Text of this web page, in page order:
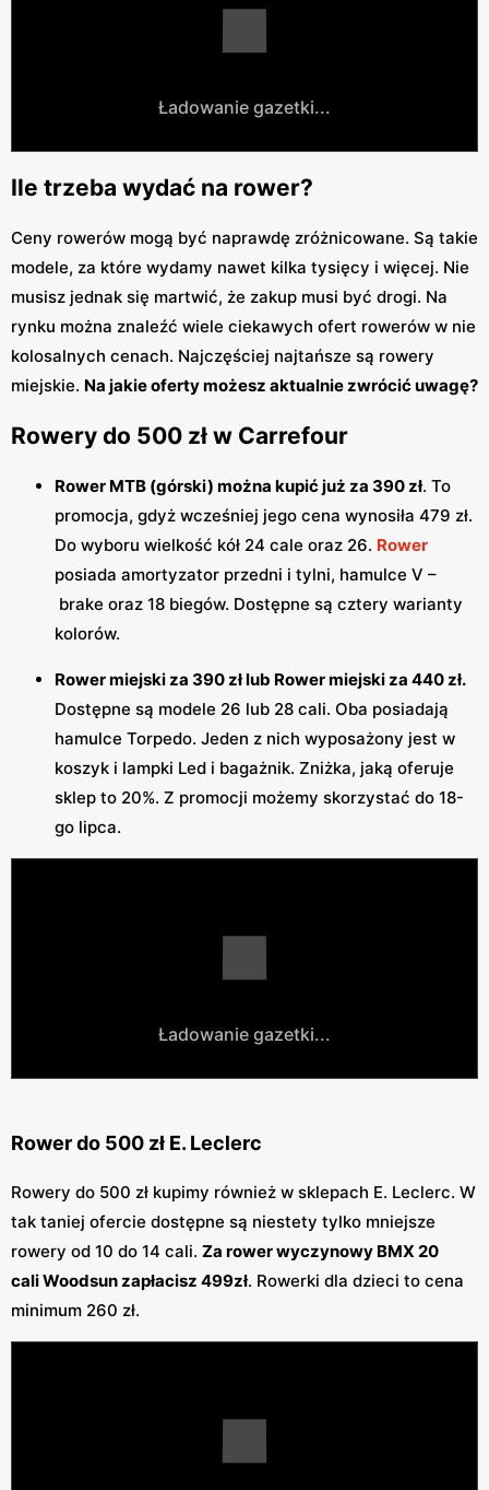
Ładowanie gazetki...
Ile trzeba wydać na rower?
Ceny rowerów mogą być naprawdę zróżnicowane. Są takie
modele, za które wydamy nawet kilka tysięcy i więcej. Nie
musisz jednak się martwić, że zakup musi być drogi. Na
rynku można znaleźć wiele ciekawych ofert rowerów w nie
kolosalnych cenach. Najczęściej najtańsze są rowery
miejskie. Na jakie oferty możesz aktualnie zwrócić uwagę?
Rowery do 500 zł w Carrefour
Rower MTB (górski) można kupić już za 390 zł. To
promocja, gdyż wcześniej jego cena wynosiła 479 zł.
Do wyboru wielkość kół 24 cale oraz 26. Rower
posiada amortyzator przedni i tylni, hamulce V –
brake oraz 18 biegów. Dostępne są cztery warianty
kolorów.
Rower miejski za 390 zł lub Rower miejski za 440 zł.
Dostępne są modele 26 lub 28 cali. Oba posiadają
hamulce Torpedo. Jeden z nich wyposażony jest w
koszyk i lampki Led i bagażnik. Zniżka, jaką oferuje
sklep to 20%. Z promocji możemy skorzystać do 18-
go lipca.
Ładowanie gazetki...
Rower do 500 zł E. Leclerc
Rowery do 500 zł kupimy również w sklepach E. Leclerc. W
tak taniej ofercie dostępne są niestety tylko mniejsze
rowery od 10 do 14 cali. Za rower wyczynowy BMX 20
cali Woodsun zapłacisz 499zł. Rowerki dla dzieci to cena
minimum 260 zł.